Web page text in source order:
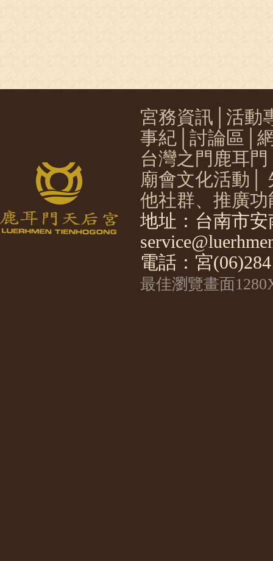
宮務資訊
活動
事紀
討論區
台灣之門鹿耳門
廟會文化活動
他社群、推廣功
地址：台南市
電話：宮
最佳瀏覽畫面